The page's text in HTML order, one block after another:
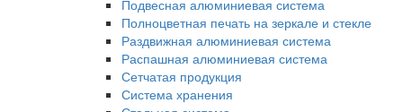
Подвесная алюминиевая система
Полноцветная печать на зеркале и стекле
Раздвижная алюминиевая система
Распашная алюминиевая система
Сетчатая продукция
Система хранения